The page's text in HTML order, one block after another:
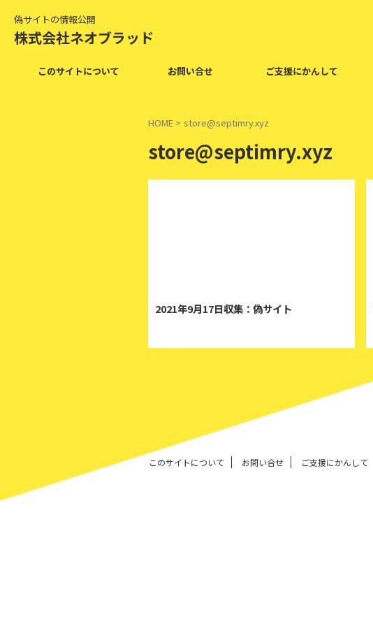
偽サイトの情報公開
株式会社ネオブラッド
このサイトについて お問い合せ ご支援にかんして
HOME > store@septimry.xyz
store@septimry.xyz
2021年9月17日収集：偽サイト
このサイトについて お問い合せ ご支援にかんして